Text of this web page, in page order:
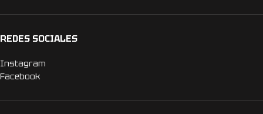
REDES SOCIALES
Instagram
Facebook